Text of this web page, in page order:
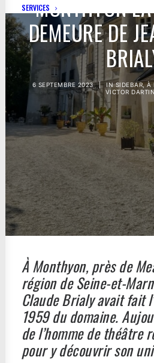
SERVICESMONTHYON
DEMEURE DE
6 SEPTEMBRE 2023 | INSIDEBAR,À
VICTOR
À Monthyon, près de
région de Seine-et-
Claude Brialy avait fait
1959 du domaine.
de l’homme de théâtre
pour y découvrir son